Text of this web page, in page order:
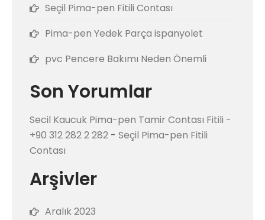
Seçil Pima-pen Fitili Contası
Pima-pen Yedek Parça ispanyolet
pvc Pencere Bakımı Neden Önemli
Son Yorumlar
Secil Kaucuk Pima-pen Tamir Contası Fitili -
+90 312 282 2 282 - Seçil Pima-pen Fitili
Contası
Arşivler
Aralık 2023